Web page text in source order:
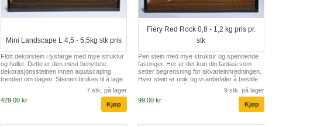
Mini Landscape L 4,5 - 5,5kg stk pris
Flott dekorstein i lysfarge med mye struktur
og huller. Dette er den mest benyttete
dekorasjonssteinen innen aquascaping
trenden om dagen. Steinen brukes til å lage
fjellformasjoner og spennende innredninger i
7 stk. på lager
429,00 kr
Fiery Red Rock 0,8 - 1,2 kg pris pr.
stk
Pen stein med mye struktur og spennende
fasonger. Her er det kun din fantasi som
setter begrensning for akvarieinnredningen.
Hver stein er unik og vi anbefaler å bestille
ett godt utvalg så du kan komponerer en
9 stk. på lager
99,00 kr